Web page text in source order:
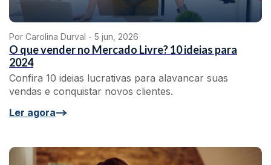
Por Carolina Durval - 5 jun, 2026
O que vender no Mercado Livre? 10 ideias para
2024
Confira 10 ideias lucrativas para alavancar suas
vendas e conquistar novos clientes.
Ler agora